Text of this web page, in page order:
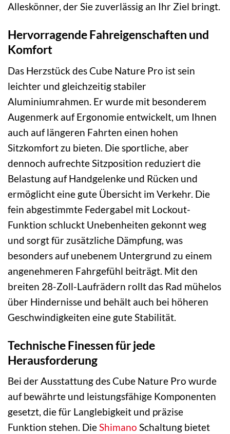
Alleskönner, der Sie zuverlässig an Ihr Ziel bringt.
Hervorragende Fahreigenschaften und
Komfort
Das Herzstück des Cube Nature Pro ist sein
leichter und gleichzeitig stabiler
Aluminiumrahmen. Er wurde mit besonderem
Augenmerk auf Ergonomie entwickelt, um Ihnen
auch auf längeren Fahrten einen hohen
Sitzkomfort zu bieten. Die sportliche, aber
dennoch aufrechte Sitzposition reduziert die
Belastung auf Handgelenke und Rücken und
ermöglicht eine gute Übersicht im Verkehr. Die
fein abgestimmte Federgabel mit Lockout-
Funktion schluckt Unebenheiten gekonnt weg
und sorgt für zusätzliche Dämpfung, was
besonders auf unebenem Untergrund zu einem
angenehmeren Fahrgefühl beiträgt. Mit den
breiten 28-Zoll-Laufrädern rollt das Rad mühelos
über Hindernisse und behält auch bei höheren
Geschwindigkeiten eine gute Stabilität.
Technische Finessen für jede
Herausforderung
Bei der Ausstattung des Cube Nature Pro wurde
auf bewährte und leistungsfähige Komponenten
gesetzt, die für Langlebigkeit und präzise
Funktion stehen. DieShimano Schaltung bietet